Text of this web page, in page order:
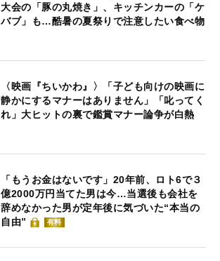
大会の「豚の丸焼き」、キッチンカーの「ケ
バブ」も…酷暑の夏祭りで注意したい食べ物
〈映画『ちいかわ』〉「子ども向けの映画に
静かにするマナーはありません」「叱ってく
れ」大ヒットの裏で鑑賞マナー論争が白熱
「もうお金はないです」20年前、ロト6で３
億2000万円当てた男は今…当選後も会社を
辞めなかった男が定年後に気づいた“本当の
自由”
有料